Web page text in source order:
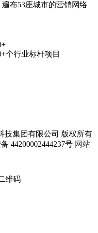
遍布53座城市的营销网络
个行业标杆项目
技集团有限公司 版权所有
44200002444237号 网站